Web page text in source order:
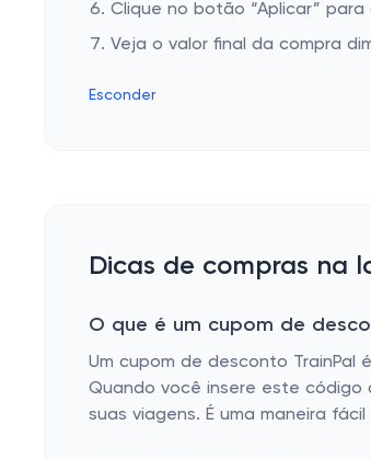
Clique no botão “Aplicar”
Veja o valor final da compra
Esconder
Dicas de compras na
O que é um cupom de
Um cupom de desconto
Quando você insere este
suas viagens. É uma maneira